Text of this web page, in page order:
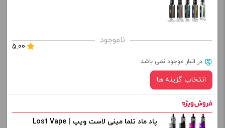
برای فعال شدن سبد خرید و نمایش قیمت ، گزینه های محصول را
+
ناموجود
5.00
در انبار موجود نمی باشد
انتخاب گزینه ها
رنگ:
پاد ماد تلما مینی لاست ویپ | Lost Vape